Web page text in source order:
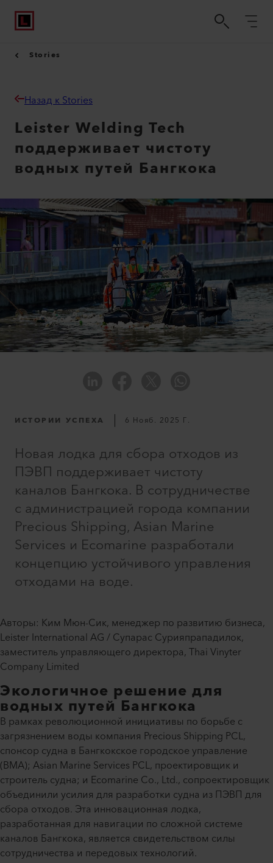
Stories
Назад к Stories
Leister Welding Tech
поддерживает чистоту
водных путей Бангкока
ИСТОРИИ УСПЕХА 6 Нояб. 2025 Г.
Новая лодка для сбора отходов из
ПЭВП поддерживает чистоту
каналов Бангкока. В сотрудничестве
с администрацией города компании
Precious Shipping, Asian Marine
Services и Ecomarine разработали
концепцию устойчивого управления
отходами на воде.
Авторы: Ким Мюн-Сик, менеджер по развитию бизнеса,
Leister International AG / Супарас Сурияпрападилок,
заместитель управляющего директора, Thai Vinyter
Company Limited
Экологичное решение для
водных путей Бангкока
В рамках революционной инициативы по борьбе с
загрязнением воды компания Precious Shipping PCL,
спонсор судна в Бангкокское городское управление
(BMA); Asian Marine Services PCL, проектировщик и
строитель судна; и Ecomarine Co., Ltd., сопроектировщик
объединили усилия для разработки судна из ПЭВП для
сбора отходов. Эта инновационная лодка,
разработанная для навигации по сложной системе
каналов Бангкока, является свидетельством силы
сотрудничества и передовых технологий.